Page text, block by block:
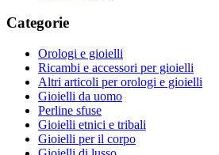
Categorie
Orologi e gioielli
Ricambi e accessori per gioielli
Altri articoli per orologi e gioielli
Gioielli da uomo
Perline sfuse
Gioielli etnici e tribali
Gioielli per il corpo